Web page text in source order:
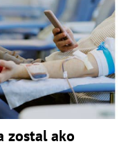
zostal ako